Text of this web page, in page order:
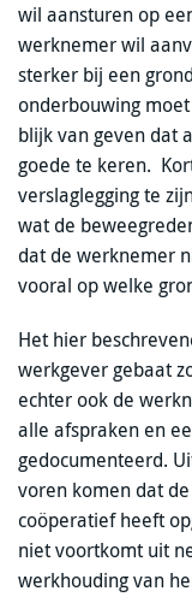
wil aansturen op
werknemer wil
sterker bij een
onderbouwing
blijk van geven dat
goede te keren.
verslaglegging te
wat de
dat de werknemer
vooral op welke
Het hier
werkgever gebaat
echter ook de
alle afspraken en
gedocumenteerd.
voren komen dat
coöperatief heeft
niet voortkomt uit
werkhouding van